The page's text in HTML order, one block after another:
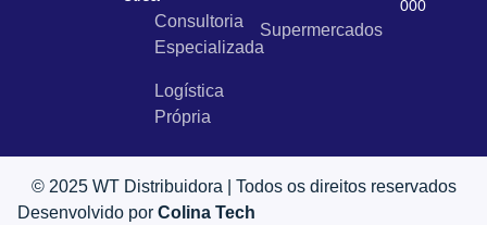
Consultoria
Especializada
Logística
Própria
Supermercados
000
© 2025 WT Distribuidora | Todos os direitos reservados
Desenvolvido por Colina Tech